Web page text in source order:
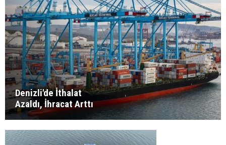
Denizli'de İthalat
Azaldı, İhracat Arttı